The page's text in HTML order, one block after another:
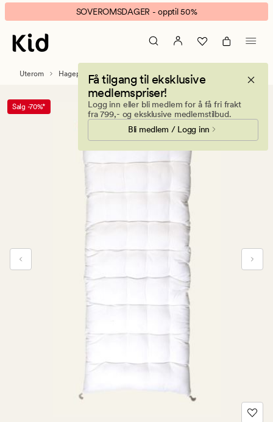
Pearl
sittepute
offwhite
banner.
Klikk
ESCAPE
pause.
SOVEROMSDAGER - opptil 50%
Få tilgang til eksklusive
medlemspriser!
Logg inn eller bli medlem for å få fri frakt
fra 799,- og eksklusive medlemstilbud.
Bli medlem / Logg inn
Uterom Hageputer
Salg -70%*